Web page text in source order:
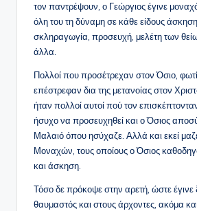
τον παντρέψουν, ο Γεώργιος έγινε
όλη του τη δύναμη σε κάθε είδους
σκληραγωγία, προσευχή, μελέτη των
άλλα.
Πολλοί που προσέτρεχαν στον Όσιο,
επέστρεφαν δια της μετανοίας στον
ήταν πολλοί αυτοί πού τον
ήσυχο να προσευχηθεί και ο Όσιος
Μαλαιό όπου ησύχαζε. Αλλά και εκεί
Μοναχών, τους οποίους ο Όσιος
και άσκηση.
Τόσο δε πρόκοψε στην αρετή, ώστε έγινε
θαυμαστός και στους άρχοντες, ακόμα και